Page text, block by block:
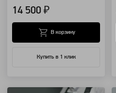
14 500 ₽
Купить в 1 клик
В корзину